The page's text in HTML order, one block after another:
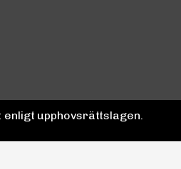
enligt upphovsrättslagen.